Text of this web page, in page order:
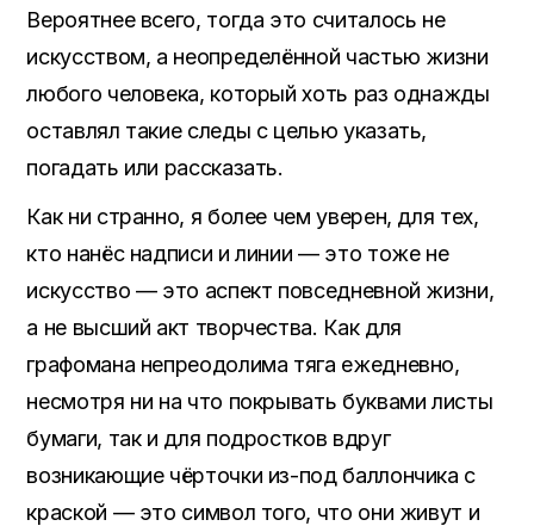
Вероятнее всего, тогда это считалось не
искусством, а неопределённой частью жизни
любого человека, который хоть раз однажды
оставлял такие следы с целью указать,
погадать или рассказать.
Как ни странно, я более чем уверен, для тех,
кто нанёс надписи и линии — это тоже не
искусство — это аспект повседневной жизни,
а не высший акт творчества. Как для
графомана непреодолима тяга ежедневно,
несмотря ни на что покрывать буквами листы
бумаги, так и для подростков вдруг
возникающие чёрточки из-под баллончика с
краской — это символ того, что они живут и